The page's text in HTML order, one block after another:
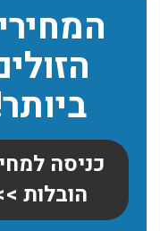
כניסה
הובלות